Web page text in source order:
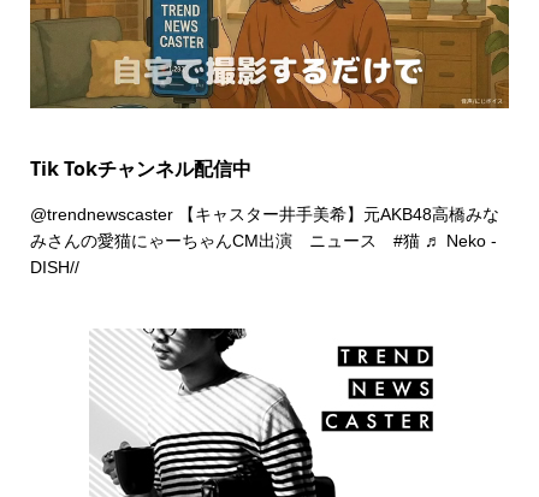
Tik Tokチャンネル配信中
@trendnewscaster【キャスター井手美希】元AKB48高橋みな
みさんの愛猫にゃーちゃんCM出演 ニュース #猫 ♬ Neko -
DISH//